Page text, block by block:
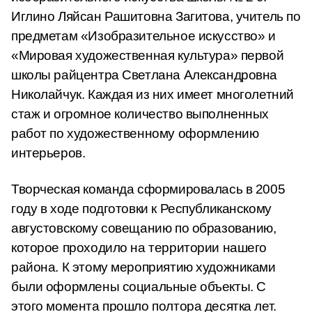
Иглино Ляйсан Рашитовна Загитова, учитель по
предметам «Изобразительное искусство» и
«Мировая художественная культура» первой
школы райцентра Светлана Александровна
Николайчук. Каждая из них имеет многолетний
стаж и огромное количество выполненных
работ по художественному оформлению
интерьеров.
Творческая команда сформировалась в 2005
году в ходе подготовки к Республиканскому
августовскому совещанию по образованию,
которое проходило на территории нашего
района. К этому мероприятию художниками
были оформлены социальные объекты. С
этого момента прошло полтора десятка лет.